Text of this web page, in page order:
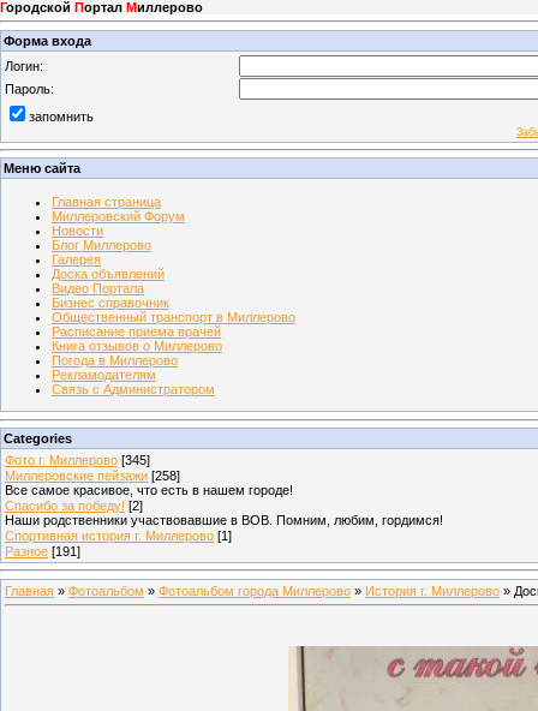
Городской Портал Миллерово
Форма входа
Логин:
Пароль:
запомнить
Меню сайта
Главная страница
Миллеровский Форум
Новости
Блог Миллерово
Галерея
Доска объявлений
Видео Портала
Бизнес справочник
Общественный транспорт в Миллерово
Расписание приема врачей
Книга отзывов о Миллерово
Погода в Миллерово
Рекламодателям
Связь с Администратором
Categories
Фото г. Миллерово [345]
Миллеровские пейзажи [258]
Все самое красивое, что есть в нашем городе!
Спасибо за победу! [2]
Наши родственники участвовавшие в ВОВ. Помним, любим, гордимся!
Спортивная история г. Миллерово [1]
Разное [191]
Главная » Фотоальбом » Фотоальбом города Миллерово » История г. Миллерово »